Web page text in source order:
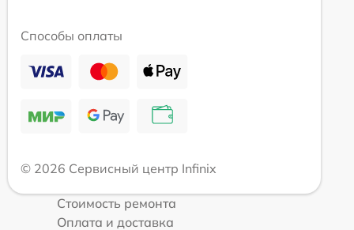
Способы оплаты
© 2026 Сервисный центр Infinix
Стоимость ремонта
Оплата и доставка